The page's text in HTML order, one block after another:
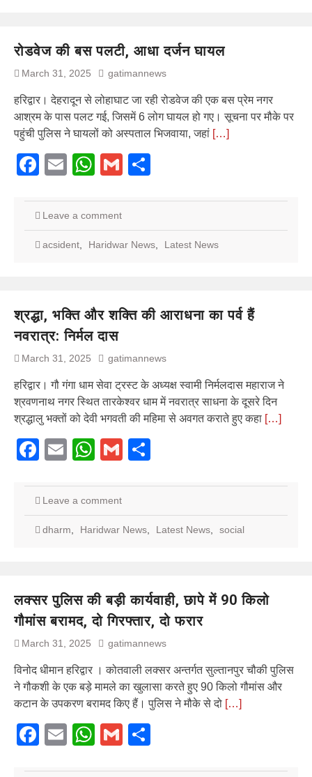
रोडवेज की बस पलटी, आधा दर्जन घायल
March 31, 2025 gatimannews
हरिद्वार। देहरादून से लोहाघाट जा रही रोडवेज की एक बस प्रेम नगर
आश्रम के पास पलट गई, जिसमें 6 लोग घायल हो गए। सूचना पर मौके पर
पहुंची पुलिस ने घायलों को अस्पताल भिजवाया, जहां […]
Facebook
EmailWhatsApp
Gmail
Leave a comment
acsident Haridwar News Latest News
श्रद्धा, भक्ति और शक्ति की आराधना का पर्व हैं
नवरात्र: निर्मल दास
March 31, 2025 gatimannews
हरिद्वार। गौ गंगा धाम सेवा ट्रस्ट के अध्यक्ष स्वामी निर्मलदास महाराज ने
श्रवणनाथ नगर स्थित तारकेश्वर धाम में नवरात्र साधना के दूसरे दिन
श्रद्धालु भक्तों को देवी भगवती की महिमा से अवगत कराते हुए कहा […]
Facebook
EmailWhatsApp
Gmail
Leave a comment
dharm Haridwar News Latest News social
लक्सर पुलिस की बड़ी कार्यवाही, छापे में 90 किलो
गौमांस बरामद, दो गिरफ्तार, दो फरार
March 31, 2025 gatimannews
विनोद धीमान हरिद्वार । कोतवाली लक्सर अन्तर्गत सुल्तानपुर चौकी पुलिस
ने गौकशी के एक बड़े मामले का खुलासा करते हुए 90 किलो गौमांस और
कटान के उपकरण बरामद किए हैं। पुलिस ने मौके से दो […]
Facebook
EmailWhatsApp
Gmail